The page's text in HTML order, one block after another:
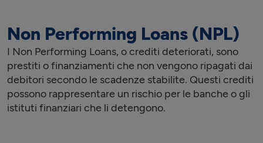
Non Performing Loans (NPL)
I Non Performing Loans, o crediti deteriorati, sono
prestiti o finanziamenti che non vengono ripagati dai
debitori secondo le scadenze stabilite. Questi crediti
possono rappresentare un rischio per le banche o gli
istituti finanziari che li detengono.